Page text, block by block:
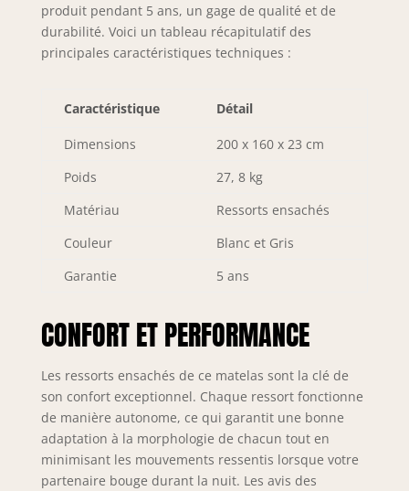
produit pendant 5 ans, un gage de qualité et de
durabilité. Voici un tableau récapitulatif des
principales caractéristiques techniques :
Caractéristique Détail
Dimensions
200 x 160 x 23 cm
Poids
27, 8 kg
Matériau
Ressorts ensachés
Couleur
Blanc et Gris
Garantie
5 ans
CONFORT ET PERFORMANCE
Les ressorts ensachés de ce matelas sont la clé de
son confort exceptionnel. Chaque ressort fonctionne
de manière autonome, ce qui garantit une bonne
adaptation à la morphologie de chacun tout en
minimisant les mouvements ressentis lorsque votre
partenaire bouge durant la nuit. Les avis des